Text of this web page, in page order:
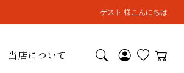
ゲスト 様こんにちは
当店について